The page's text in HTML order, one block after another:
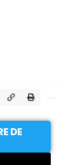
DE